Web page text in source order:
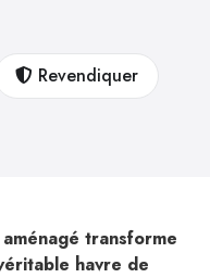
Revendiquer
transforme
havre de